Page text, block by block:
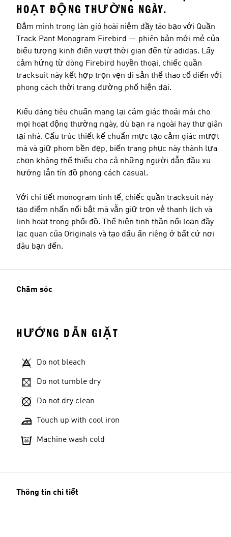
HOẠT ĐỘNG THƯỜNG NGÀY.
Đắm mình trong làn gió hoài niệm đầy táo bạo với Quần
Track Pant Monogram Firebird — phiên bản mới mẻ của
biểu tượng kinh điển vượt thời gian đến từ adidas. Lấy
cảm hứng từ dòng Firebird huyền thoại, chiếc quần
tracksuit này kết hợp trọn vẹn di sản thể thao cổ điển với
phong cách thời trang đường phố hiện đại.
Kiểu dáng tiêu chuẩn mang lại cảm giác thoải mái cho
mọi hoạt động thường ngày, dù bạn ra ngoài hay thư giãn
tại nhà. Cấu trúc thiết kế chuẩn mực tạo cảm giác mượt
mà và giữ phom bền đẹp, biến trang phục này thành lựa
chọn không thể thiếu cho cả những người dẫn đầu xu
hướng lẫn tín đồ phong cách casual.
Với chi tiết monogram tinh tế, chiếc quần tracksuit này
tạo điểm nhấn nổi bật mà vẫn giữ trọn vẻ thanh lịch và
linh hoạt trong phối đồ. Thể hiện tinh thần nổi loạn đầy
lạc quan của Originals và tạo dấu ấn riêng ở bất cứ nơi
đâu bạn đến.
Chăm sóc
HƯỚNG DẪN GIẶT
Do not bleach
Do not tumble dry
Do not dry clean
Touch up with cool iron
Machine wash cold
Thông tin chi tiết